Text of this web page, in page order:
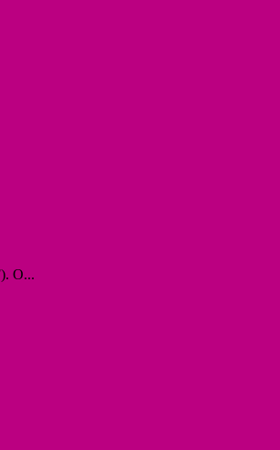
O...